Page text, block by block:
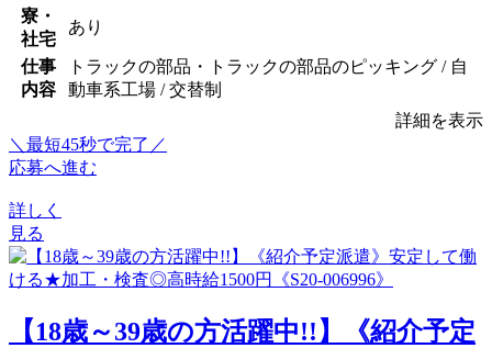
寮・
社宅
あり
仕事
内容
トラックの部品・トラックの部品のピッキング / 自
動車系工場 / 交替制
詳細を表示
＼最短45秒で完了／
応募へ進む
詳しく
見る
【18歳～39歳の方活躍中!!】《紹介予定